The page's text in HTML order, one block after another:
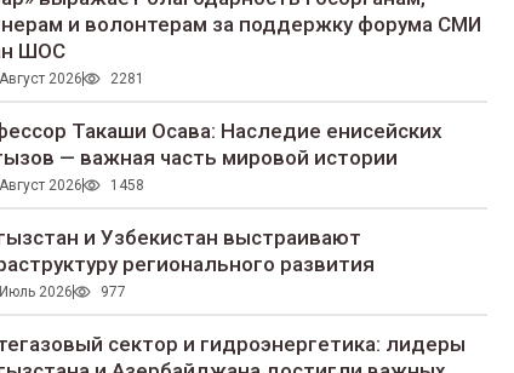
и волонтерам за поддержку форума СМИ
ШОС
2026 2281
Такаши Осава: Наследие енисейских
— важная часть мировой истории
2026 1458
и Узбекистан выстраивают
регионального развития
2026 977
сектор и гидроэнергетика: лидеры